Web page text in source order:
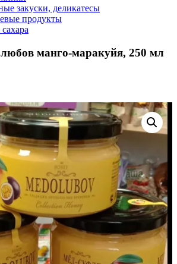
закуски, деликатесы
продукты
манго-маракуйя, 250 мл